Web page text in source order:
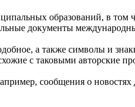
образований, в том
документы
а также символы и
с таковыми авторские
сообщения о новостях